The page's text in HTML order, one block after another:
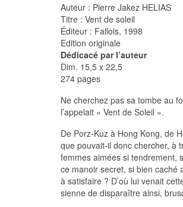
Auteur : Pierre Jakez HELIAS
Titre : Vent de soleil
Éditeur : Fallois, 1998
Edition originale
Dédicacé par l’auteur
Dim. 15,5 x 22,5
274 pages
Ne cherchez pas sa tombe au
l’appelait « Vent de Soleil ».
De Porz-Kuz à Hong Kong, de
que pouvait-il donc chercher, à
femmes aimées si tendrement,
ce manoir secret, si bien caché
à satisfaire ? D’où lui venait
sienne de disparaître ainsi,